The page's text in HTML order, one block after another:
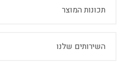
תכונות המוצר
השירותים שלנו